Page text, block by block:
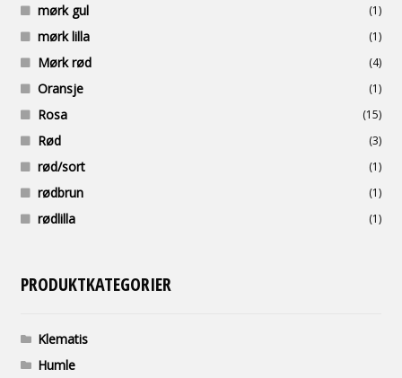
mørk gul (1)
mørk lilla (1)
Mørk rød (4)
Oransje (1)
Rosa (15)
Rød (3)
rød/sort (1)
rødbrun (1)
rødlilla (1)
PRODUKTKATEGORIER
Klematis
Humle